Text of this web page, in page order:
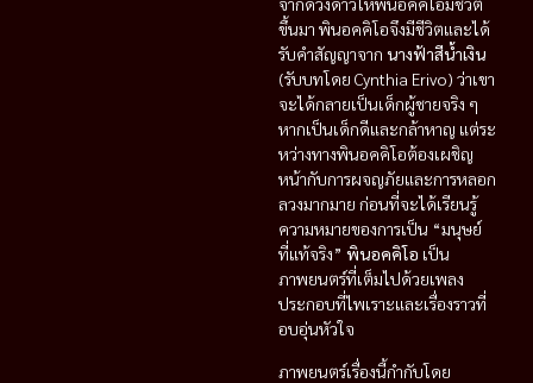
ขึ้นมา พินอคคิโอจึงมีชีวิตและได้
รับคำสัญญาจาก นางฟ้าสีน้ำเงิน
(รับบทโดย Cynthia Erivo) ว่าเขา
จะได้กลายเป็นเด็กผู้ชายจริง ๆ
หากเป็นเด็กดีและกล้าหาญ แต่ระ
หว่างทางพินอคคิโอต้องเผชิญ
หน้ากับการผจญภัยและการหลอก
ลวงมากมาย ก่อนที่จะได้เรียนรู้
ความหมายของการเป็น “มนุษย์
ที่แท้จริง” พินอคคิโอ เป็น
ภาพยนตร์ที่เต็มไปด้วยเพลง
ประกอบที่ไพเราะและเรื่องราวที่
อบอุ่นหัวใจ
ภาพยนตร์เรื่องนี้กำกับโดย